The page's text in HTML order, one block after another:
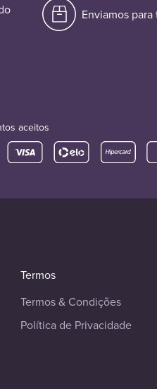
Enviamos
aceitos
Termos
Termos & Condições
Política de Privacidade